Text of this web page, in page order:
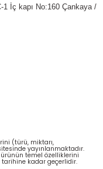
1 İç kapı No:160 Çankaya /
(türü, miktarı,
yayınlanmaktadır.
temel özelliklerini
kadar geçerlidir.